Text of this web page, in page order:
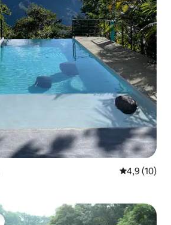
Vidutinis
4,9 (10)